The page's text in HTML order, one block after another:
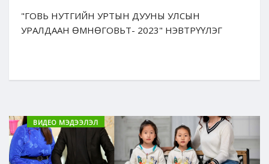
"ГОВЬ НУТГИЙН УРТЫН ДУУНЫ УЛСЫН
УРАЛДААН ӨМНӨГОВЬТ- 2023" НЭВТРҮҮЛЭГ
ВИДЕО МЭДЭЭЛЭЛ